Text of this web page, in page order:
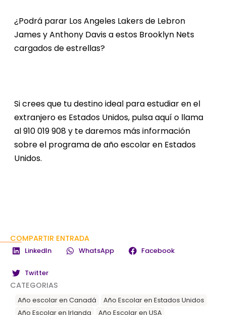
¿Podrá parar Los Angeles Lakers de Lebron
James y Anthony Davis a estos Brooklyn Nets
cargados de estrellas?
Si crees que tu destino ideal para estudiar en el
extranjero es Estados Unidos, pulsaaquío llama
al 910 019 908 y te daremos más información
sobre el programa de año escolar en Estados
Unidos.
COMPARTIR ENTRADA
LinkedIn WhatsApp Facebook
Twitter
CATEGORIAS
Año escolar en Canadá
Año Escolar en Estados Unidos
Año Escolar en Irlanda
Año Escolar en USA